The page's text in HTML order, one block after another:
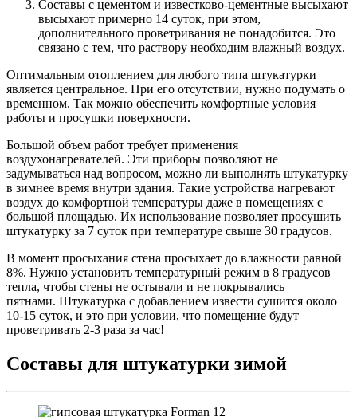
Составы с цементом и известково-цементные высыхают
высыхают примерно 14 суток, при этом,
дополнительного проветривания не понадобится. Это
связано с тем, что раствору необходим влажный воздух.
Оптимальным отоплением для любого типа штукатурки
является центральное. При его отсутствии, нужно подумать о
временном. Так можно обеспечить комфортные условия
работы и просушки поверхности.
Большой объем работ требует применения
воздухонагревателей. Эти приборы позволяют не
задумываться над вопросом, можно ли выполнять штукатурку
в зимнее время внутри здания. Такие устройства нагревают
воздух до комфортной температуры даже в помещениях с
большой площадью. Их использование позволяет просушить
штукатурку за 7 суток при температуре свыше 30 градусов.
В момент просыхания стена просыхает до влажности равной
8%. Нужно установить температурный режим в 8 градусов
тепла, чтобы стены не остывали и не покрывались
пятнами. Штукатурка с добавлением извести сушится около
10-15 суток, и это при условии, что помещение будут
проветривать 2-3 раза за час!
Составы для штукатурки зимой